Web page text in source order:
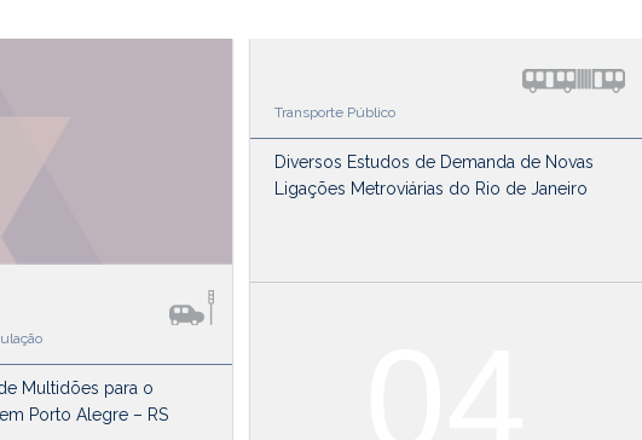
Multidões para o
Porto Alegre – RS
Transporte Público
Diversos Estudos de Demanda de Novas
Ligações Metroviárias do Rio de Janeiro